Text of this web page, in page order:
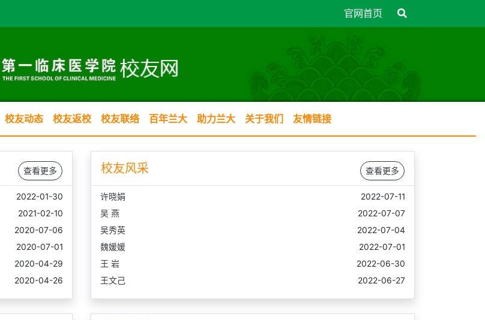
官网首页
校友动态 校友返校 校友联络 百年兰大 助力兰大 关于我们 友情链接
查看更多
2022-01-30
2021-02-10
2020-07-06
2020-07-01
2020-04-29
2020-04-26
校友风采 查看更多
许晓娟
2022-07-11
吴 燕
2022-07-07
吴秀英
2022-07-04
魏媛媛
2022-07-01
王 岩
2022-06-30
王文己
2022-06-27